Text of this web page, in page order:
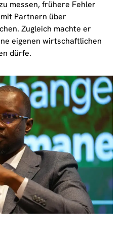
messen, frühere Fehler
Partnern über
Zugleich machte er
eigenen wirtschaftlichen
dürfe.